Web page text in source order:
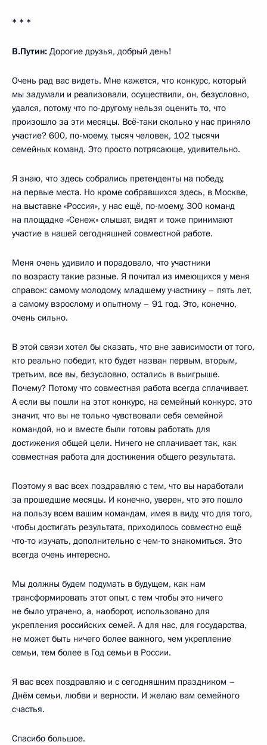
* * *
В.Путин: Дорогие друзья, добрый день!
Очень рад вас видеть. Мне кажется, что конкурс, который
мы задумали и реализовали, осуществили, он, безусловно,
удался, потому что по-другому нельзя оценить то, что
произошло за эти месяцы. Всё-таки сколько у нас приняло
участие? 600, по-моему, тысяч человек, 102 тысячи
семейных команд. Это просто потрясающе, удивительно.
Я знаю, что здесь собрались претенденты на победу,
на первые места. Но кроме собравшихся здесь, в Москве,
на выставке «Россия», у нас ещё, по-моему, 300 команд
на площадке «Сенеж» слышат, видят и тоже принимают
участие в нашей сегодняшней совместной работе.
Меня очень удивило и порадовало, что участники
по возрасту такие разные. Я почитал из имеющихся у меня
справок: самому молодому, младшему участнику – пять лет,
а самому взрослому и опытному – 91 год. Это, конечно,
очень сильно.
В этой связи хотел бы сказать, что вне зависимости от того,
кто реально победит, кто будет назван первым, вторым,
третьим, все вы, безусловно, остались в выигрыше.
Почему? Потому что совместная работа всегда сплачивает.
А если вы пошли на этот конкурс, на семейный конкурс, это
значит, что вы не только чувствовали себя семейной
командой, но и вместе были готовы работать для
достижения общей цели. Ничего не сплачивает так, как
совместная работа для достижения общего результата.
Поэтому я вас всех поздравляю с тем, что вы наработали
за прошедшие месяцы. И конечно, уверен, что это пошло
на пользу всем вашим командам, имея в виду, что для того,
чтобы достигать результата, приходилось совместно ещё
что-то изучать, дополнительно с чем-то знакомиться. Это
всегда очень интересно.
Мы должны будем подумать в будущем, как нам
трансформировать этот опыт, с тем чтобы это ничего
не было утрачено, а, наоборот, использовано для
укрепления российских семей. А для нас, для государства,
не может быть ничего более важного, чем укрепление
семьи, тем более в Год семьи в России.
Я вас всех поздравляю и с сегодняшним праздником –
Днём семьи, любви и верности. И желаю вам семейного
счастья.
Спасибо большое.